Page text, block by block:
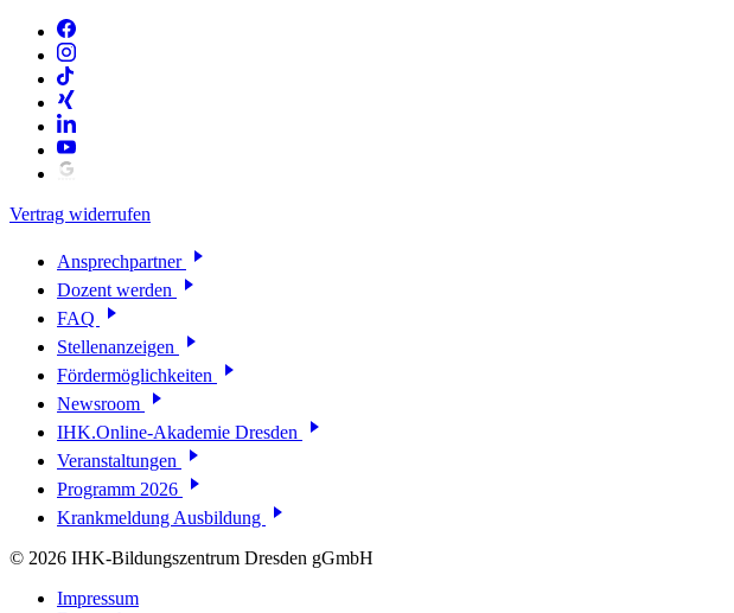
Vertrag widerrufen
Ansprechpartner
Dozent werden
FAQ
Stellenanzeigen
Fördermöglichkeiten
Newsroom
IHK.Online-Akademie Dresden
Veranstaltungen
Programm 2026
Krankmeldung Ausbildung
© 2026 IHK-Bildungszentrum Dresden gGmbH
Impressum